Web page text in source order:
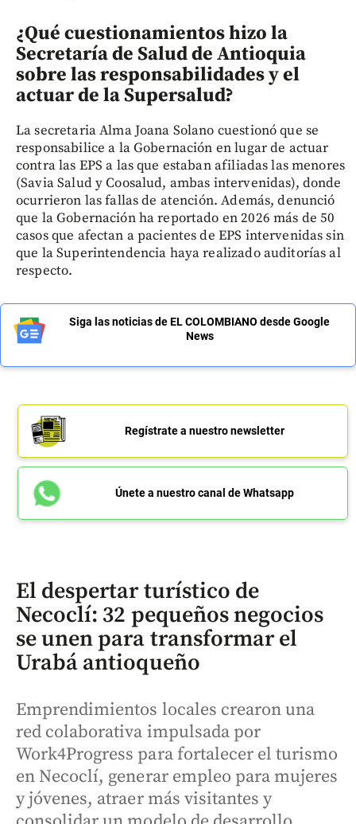
¿Qué cuestionamientos hizo la
Secretaría de Salud de Antioquia
sobre las responsabilidades y el
actuar de la Supersalud?
La secretaria Alma Joana Solano cuestionó que se
responsabilice a la Gobernación en lugar de actuar
contra las EPS a las que estaban afiliadas las menores
(Savia Salud y Coosalud, ambas intervenidas), donde
ocurrieron las fallas de atención. Además, denunció
que la Gobernación ha reportado en 2026 más de 50
casos que afectan a pacientes de EPS intervenidas sin
que la Superintendencia haya realizado auditorías al
respecto.
Siga las noticias de EL COLOMBIANO desde Google
News
Regístrate a nuestro newsletter
Únete a nuestro canal de Whatsapp
El despertar turístico de
Necoclí: 32 pequeños negocios
se unen para transformar el
Urabá antioqueño
Emprendimientos locales crearon una
red colaborativa impulsada por
Work4Progress para fortalecer el turismo
en Necoclí, generar empleo para mujeres
y jóvenes, atraer más visitantes y